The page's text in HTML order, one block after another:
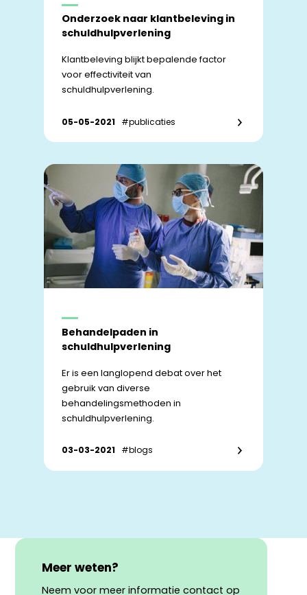
Onderzoek naar klantbeleving in
schuldhulpverlening
Klantbeleving blijkt bepalende factor
voor effectiviteit van
schuldhulpverlening.
05-05-2021 #publicaties
Behandelpaden in
schuldhulpverlening
Er is een langlopend debat over het
gebruik van diverse
behandelingsmethoden in
schuldhulpverlening.
03-03-2021 #blogs
Meer weten?
Neem voor meer informatie contact op